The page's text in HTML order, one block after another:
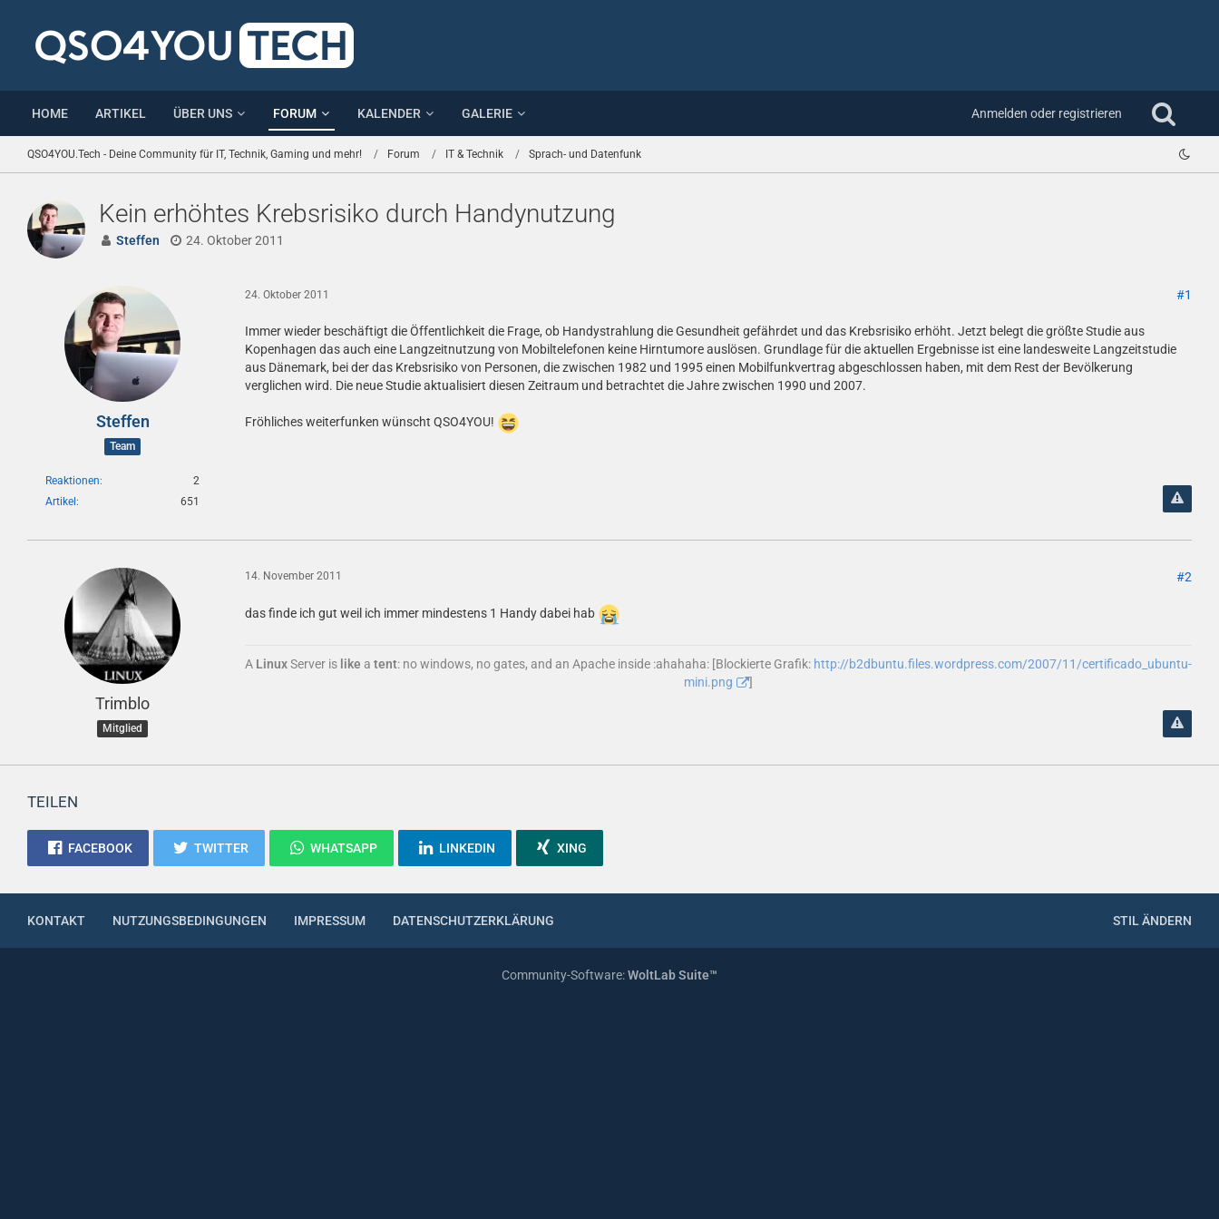
HOME ARTIKEL ÜBER UNS FORUM KALENDER GALERIE Anmelden oder registrieren
QSO4YOU.Tech - Deine Community für IT, Technik, Gaming und mehr! Forum IT & Technik Sprach- und Datenfunk
Kein erhöhtes Krebsrisiko durch Handynutzung
Steffen 24. Oktober 2011
Steffen
Team
Reaktionen
2
Artikel
651
24. Oktober 2011 #1
Immer wieder beschäftigt die Öffentlichkeit die Frage, ob Handystrahlung die Gesundheit gefährdet und das Krebsrisiko erhöht. Jetzt belegt die größte Studie aus
Kopenhagen das auch eine Langzeitnutzung von Mobiltelefonen keine Hirntumore auslösen. Grundlage für die aktuellen Ergebnisse ist eine landesweite Langzeitstudie
aus Dänemark, bei der das Krebsrisiko von Personen, die zwischen 1982 und 1995 einen Mobilfunkvertrag abgeschlossen haben, mit dem Rest der Bevölkerung
verglichen wird. Die neue Studie aktualisiert diesen Zeitraum und betrachtet die Jahre zwischen 1990 und 2007.
Fröhliches weiterfunken wünscht QSO4YOU!
Trimblo
Mitglied
14. November 2011 #2
das finde ich gut weil ich immer mindestens 1 Handy dabei hab
A LinuxServer is like a tent: no windows, no gates, and an Apache inside :ahahaha: [Blockierte Grafik: http://b2dbuntu.files.wordpress.com/2007/11/certificado_ubuntu-
mini.png
]
TEILEN
FACEBOOK TWITTER WHATSAPP LINKEDIN XING
STIL ÄNDERN
KONTAKT NUTZUNGSBEDINGUNGEN IMPRESSUM DATENSCHUTZERKLÄRUNG
Community-Software:WoltLab Suite™